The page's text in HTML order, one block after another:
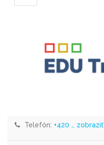
Telefón: +420 … zobraziť